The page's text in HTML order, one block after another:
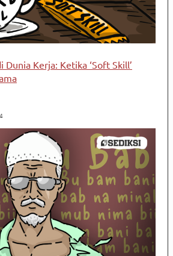
Dunia Kerja: Ketika ‘Soft Skill’